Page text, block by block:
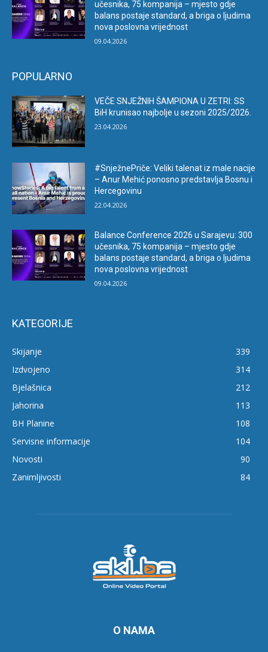
učesnika, 75 kompanija – mjesto gdje
balans postaje standard, a briga o ljudima
nova poslovna vrijednost
09.04.2026
POPULARNO
VEČE SNJEŽNIH ŠAMPIONA U ZETRI: SS
BiH krunisao najbolje u sezoni 2025/2026.
23.04.2026
#SnježnePriče: Veliki talenat iz male nacije
– Anur Mehić ponosno predstavlja Bosnu i
Hercegovinu
22.04.2026
Balance Conference 2026 u Sarajevu: 300
učesnika, 75 kompanija – mjesto gdje
balans postaje standard, a briga o ljudima
nova poslovna vrijednost
09.04.2026
KATEGORIJE
Skijanje
339
Izdvojeno
314
Bjelašnica
212
Jahorina
113
BH Planine
108
Servisne informacije
104
Novosti
90
Zanimljivosti
84
O NAMA